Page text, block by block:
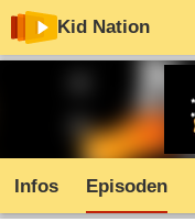
Kid Nation
Infos Episoden